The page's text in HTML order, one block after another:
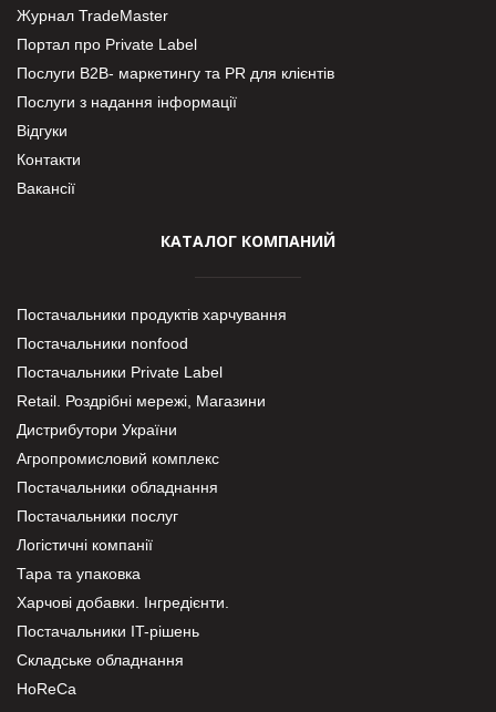
Журнал TradeMaster
Портал про Private Label
Послуги В2В- маркетингу та PR для клієнтів
Послуги з надання інформації
Відгуки
Контакти
Вакансії
КАТАЛОГ КОМПАНИЙ
Постачальники продуктів харчування
Постачальники nonfood
Постачальники Private Label
Retail. Роздрібні мережі, Магазини
Дистрибутори України
Агропромисловий комплекс
Постачальники обладнання
Постачальники послуг
Логістичні компанії
Тара та упаковка
Харчові добавки. Інгредієнти.
Постачальники IT-рішень
Складське обладнання
HoReCa